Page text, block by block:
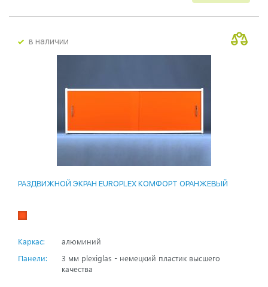
в наличии
РАЗДВИЖНОЙ ЭКРАН EUROPLEX КОМФОРТ ОРАНЖЕВЫЙ
Каркас:
алюминий
Панели:
3 мм plexiglas - немецкий пластик высшего
качества